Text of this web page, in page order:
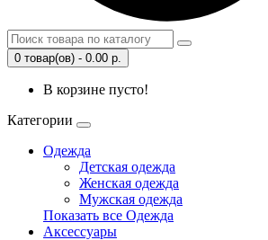
0 товар(ов) - 0.00 р.
В корзине пусто!
Категории
Одежда
Детская одежда
Женская одежда
Мужская одежда
Показать все Одежда
Аксессуары